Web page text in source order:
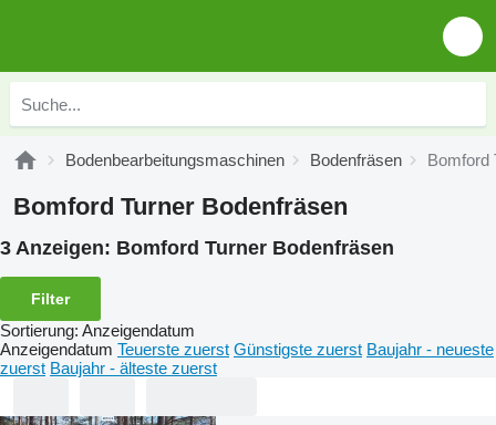
Bodenbearbeitungsmaschinen Bodenfräsen Bomford
Bomford Turner Bodenfräsen
3 Anzeigen: Bomford Turner Bodenfräsen
Filter
Sortierung: Anzeigendatum
Anzeigendatum Teuerste zuerst Günstigste zuerst Baujahr - neueste
zuerst Baujahr - älteste zuerst